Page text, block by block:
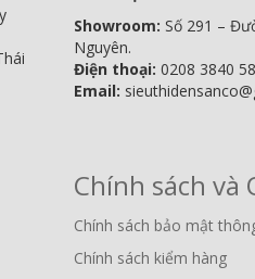
Showroom:Số 291 –
Nguyên.
Điện thoại: 0208 3840
Email:
Chính sách và
Chính sách bảo mật
Chính sách kiểm hàng